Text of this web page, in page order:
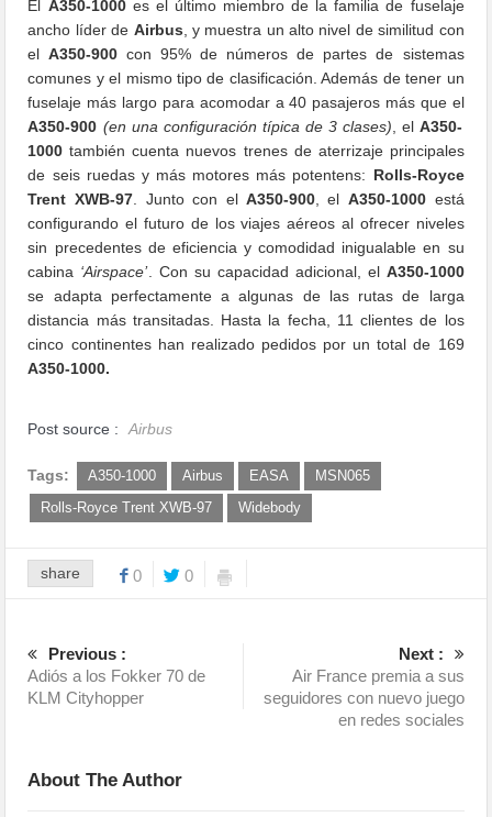
El A350-1000es el último miembro de la familia de fuselaje
ancho líder de Airbus , y muestra un alto nivel de similitud con
el A350-900con 95% de números de partes de sistemas
comunes y el mismo tipo de clasificación. Además de tener un
fuselaje más largo para acomodar a 40 pasajeros más que el
A350-900 (en una configuración típica de 3 clases) , elA350-
1000 también cuenta nuevos trenes de aterrizaje principales
de seis ruedas y más motores más potentens: Rolls-Royce
Trent XWB-97 . Junto con el A350-900, el A350-1000está
configurando el futuro de los viajes aéreos al ofrecer niveles
sin precedentes de eficiencia y comodidad inigualable en su
cabina ‘Airspace’. Con su capacidad adicional, el A350-1000
se adapta perfectamente a algunas de las rutas de larga
distancia más transitadas. Hasta la fecha, 11 clientes de los
cinco continentes han realizado pedidos por un total de 169
A350-1000.
Post source : Airbus
Tags: A350-1000 Airbus EASA
MSN065
Rolls-Royce Trent XWB-97
Widebody
share 0 0
Previous :
Adiós a los Fokker 70 de
KLM Cityhopper
Next :
Air France premia a sus
seguidores con nuevo juego
en redes sociales
About The Author